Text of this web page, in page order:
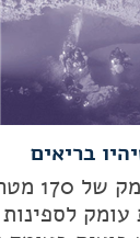
בריאים
צולל